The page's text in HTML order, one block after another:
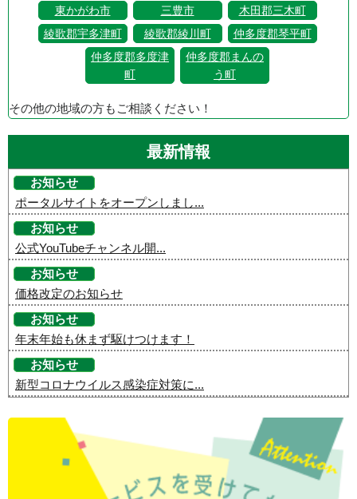
東かがわ市
三豊市
木田郡三木町
綾歌郡宇多津町
綾歌郡綾川町
仲多度郡琴平町
仲多度郡多度津
町
仲多度郡まんの
う町
その他の地域の方もご相談ください！
最新情報
お知らせ
ポータルサイトをオープンしまし...
お知らせ
公式YouTubeチャンネル開...
お知らせ
価格改定のお知らせ
お知らせ
年末年始も休まず駆けつけます！
お知らせ
新型コロナウイルス感染症対策に...